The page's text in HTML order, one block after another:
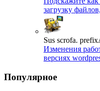
загрузку
Sus scrofa.
Изменения
версиях
Популярное